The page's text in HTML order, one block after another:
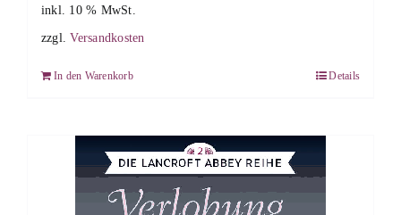
inkl. 10 % MwSt.
zzgl.Versandkosten
In den Warenkorb Details